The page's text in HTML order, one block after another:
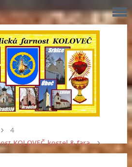
KOLOVEČ-kostel & fara
4